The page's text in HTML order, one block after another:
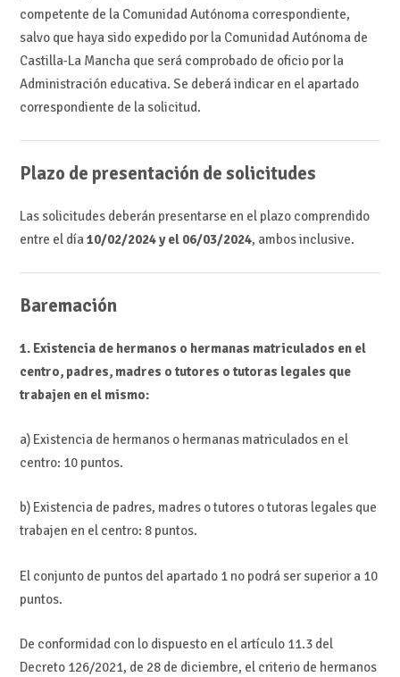
competente de la Comunidad Autónoma correspondiente,
salvo que haya sido expedido por la Comunidad Autónoma de
Castilla-La Mancha que será comprobado de oficio por la
Administración educativa. Se deberá indicar en el apartado
correspondiente de la solicitud.
Plazo de presentación de solicitudes
Las solicitudes deberán presentarse en el plazo comprendido
entre el día 10/02/2024 y el 06/03/2024, ambos inclusive.
Baremación
1. Existencia de hermanos o hermanas matriculados en el
centro, padres, madres o tutores o tutoras legales que
trabajen en el mismo:
a) Existencia de hermanos o hermanas matriculados en el
centro: 10 puntos.
b) Existencia de padres, madres o tutores o tutoras legales que
trabajen en el centro: 8 puntos.
El conjunto de puntos del apartado 1 no podrá ser superior a 10
puntos.
De conformidad con lo dispuesto en el artículo 11.3 del
Decreto 126/2021, de 28 de diciembre, el criterio de hermanos